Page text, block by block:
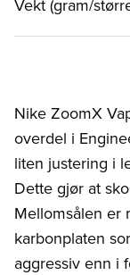
Vekt (gram/
Nike ZoomX
overdel i
liten justering i
Dette gjør at
Mellomsålen er
karbonplaten
aggressiv enn i